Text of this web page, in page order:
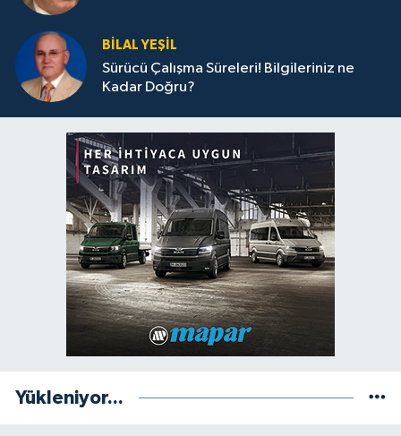
BILAL YEŞIL
Sürücü Çalışma Süreleri! Bilgileriniz ne
Kadar Doğru?
Yükleniyor...